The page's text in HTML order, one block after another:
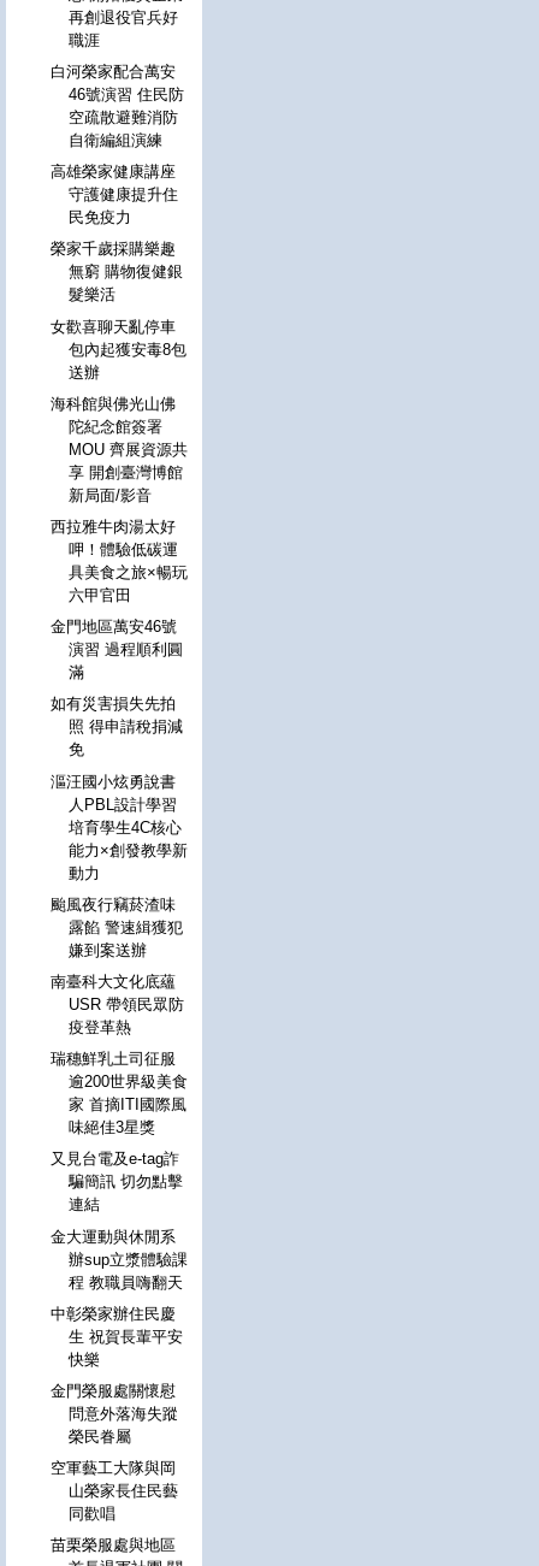
再創退役官兵好
職涯
白河榮家配合萬安
46號演習 住民防
空疏散避難消防
自衛編組演練
高雄榮家健康講座
守護健康提升住
民免疫力
榮家千歲採購樂趣
無窮 購物復健銀
髮樂活
女歡喜聊天亂停車
包內起獲安毒8包
送辦
海科館與佛光山佛
陀紀念館簽署
MOU 齊展資源共
享 開創臺灣博館
新局面/影音
西拉雅牛肉湯太好
呷！體驗低碳運
具美食之旅×暢玩
六甲官田
金門地區萬安46號
演習 過程順利圓
滿
如有災害損失先拍
照 得申請稅捐減
免
漚汪國小炫勇說書
人PBL設計學習
培育學生4C核心
能力×創發教學新
動力
颱風夜行竊菸渣味
露餡 警速緝獲犯
嫌到案送辦
南臺科大文化底蘊
USR 帶領民眾防
疫登革熱
瑞穗鮮乳土司征服
逾200世界級美食
家 首摘ITI國際風
味絕佳3星獎
又見台電及e-tag詐
騙簡訊 切勿點擊
連結
金大運動與休閒系
辦sup立漿體驗課
程 教職員嗨翻天
中彰榮家辦住民慶
生 祝賀長輩平安
快樂
金門榮服處關懷慰
問意外落海失蹤
榮民眷屬
空軍藝工大隊與岡
山榮家長住民藝
同歡唱
苗栗榮服處與地區